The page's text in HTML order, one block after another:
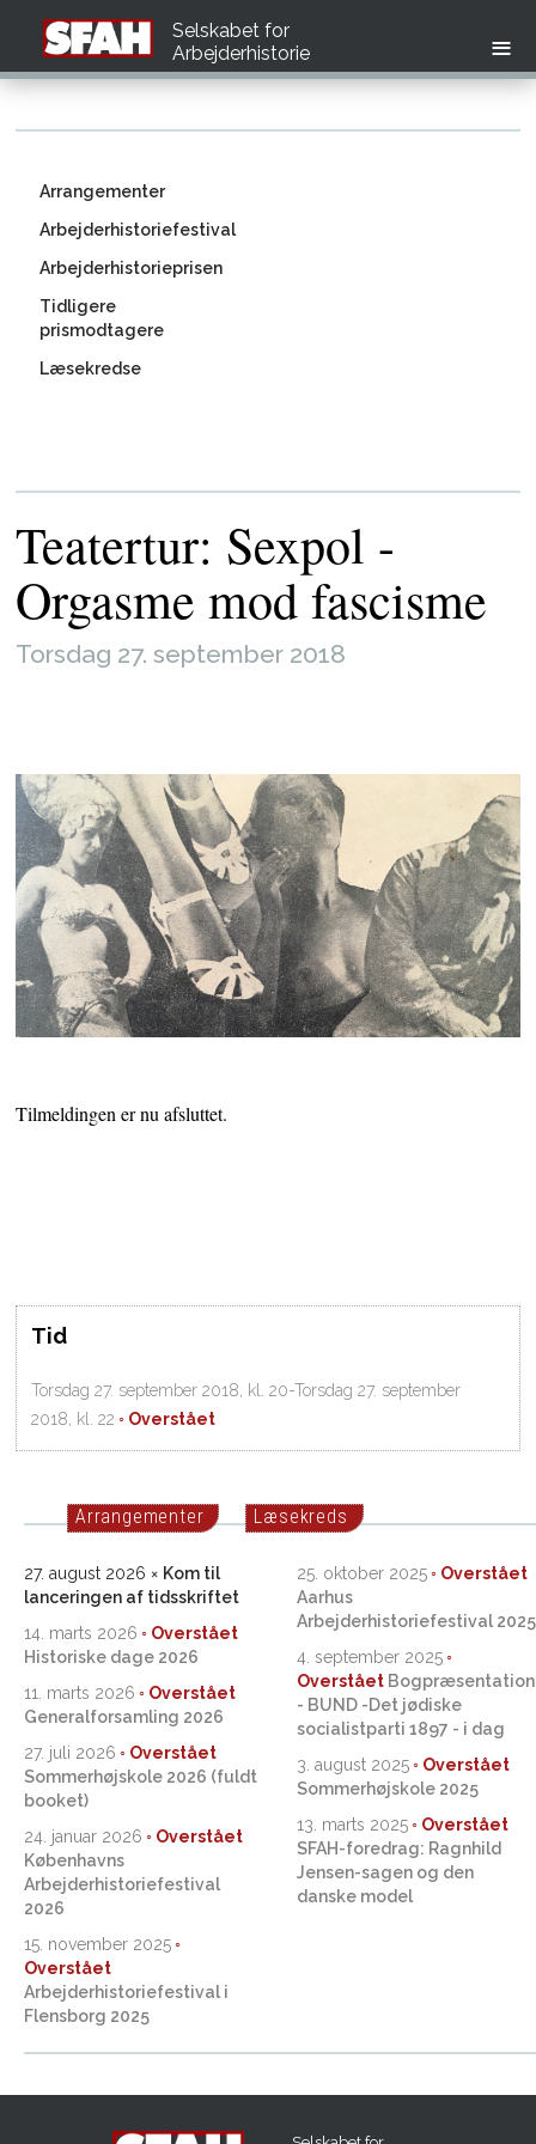
Selskabet for
Arbejderhistorie
Arrangementer
Arbejderhistoriefestival
Arbejderhistorieprisen
Tidligere
prismodtagere
Læsekredse
Teatertur: Sexpol -
Orgasme mod fascisme
Torsdag 27. september 2018
Tilmeldingen er nu afsluttet.
Tid
Torsdag 27. september 2018, kl. 20-Torsdag 27. september
2018, kl. 22
Arrangementer Læsekreds
27. august 2026
Kom til
lanceringen af tidsskriftet
14. marts 2026
Historiske dage 2026
11. marts 2026
Generalforsamling 2026
27. juli 2026
Sommerhøjskole 2026 (fuldt
booket)
24. januar 2026
Københavns
Arbejderhistoriefestival
2026
15. november 2025
Arbejderhistoriefestival i
Flensborg 2025
25. oktober 2025
Aarhus
Arbejderhistoriefestival 2025
4. september 2025
Bogpræsentation
- BUND -Det jødiske
socialistparti 1897 - i dag
3. august 2025
Sommerhøjskole 2025
13. marts 2025
SFAH-foredrag: Ragnhild
Jensen-sagen og den
danske model